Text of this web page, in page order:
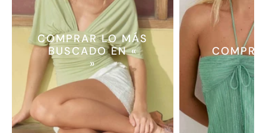
COMPRAR LO MÁS
BUSCADO EN «
»